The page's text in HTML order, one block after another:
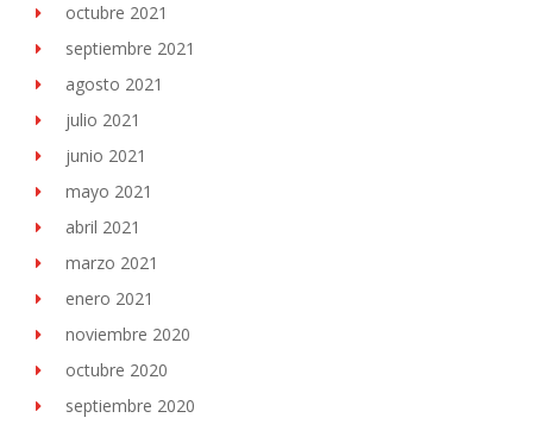
octubre 2021
septiembre 2021
agosto 2021
julio 2021
junio 2021
mayo 2021
abril 2021
marzo 2021
enero 2021
noviembre 2020
octubre 2020
septiembre 2020